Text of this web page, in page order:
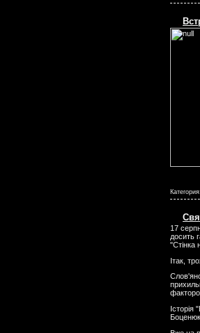
Категория:
17
досить
"Стінка
Ітак,